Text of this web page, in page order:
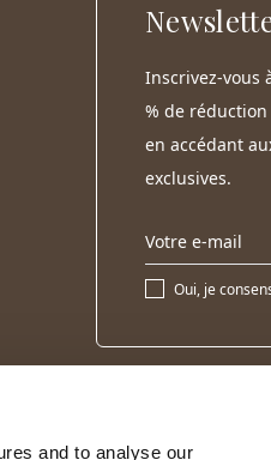
and to analyse our
Inscrivez-vous
% de
en accédant
exclusives.
Oui, je